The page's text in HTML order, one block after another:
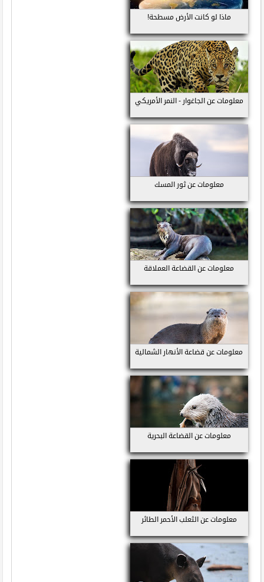
ماذا لو كانت الأرض مسطحة!
معلومات عن الجاغوار - النمر الأمريكي
معلومات عن ثور المسك
معلومات عن القضاعة العملاقة
معلومات عن قضاعة الأنهار الشمالية
معلومات عن القضاعة البحرية
معلومات عن الثعلب الأحمر الطائر